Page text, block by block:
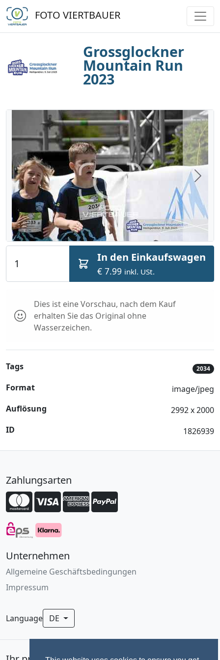
FOTO VIERTBAUER
Grossglockner
Mountain Run
2023
Next
In den Einkaufswagen
€ 7.99 inkl. USt.
Dies ist eine Vorschau, nach dem Kauf
erhalten Sie das Original ohne
Wasserzeichen.
Tags 2034
Format
image/jpeg
Auflösung
2992 x 2000
ID
1826939
Zahlungsarten
Unternehmen
Allgemeine Geschäftsbedingungen
Impressum
Language DE